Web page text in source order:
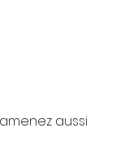
aussi